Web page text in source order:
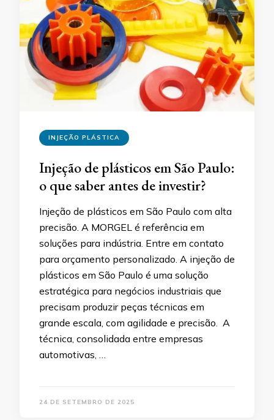
INJEÇÃO PLÁSTICA
Injeção de plásticos em São Paulo:
o que saber antes de investir?
Injeção de plásticos em São Paulo com alta
precisão. A MORGEL é referência em
soluções para indústria. Entre em contato
para orçamento personalizado. A injeção de
plásticos em São Paulo é uma solução
estratégica para negócios industriais que
precisam produzir peças técnicas em
grande escala, com agilidade e precisão. A
técnica, consolidada entre empresas
automotivas, …
24 DE SETEMBRO DE 2025